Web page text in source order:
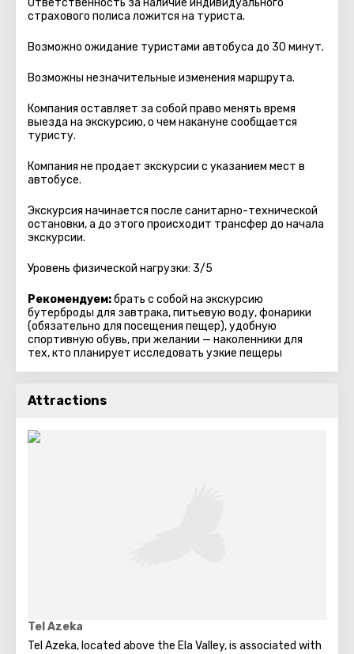
Ответственность за наличие индивидуального
страхового полиса ложится на туриста.
Возможно ожидание туристами автобуса до 30 минут.
Возможны незначительные изменения маршрута.
Компания оставляет за собой право менять время
выезда на экскурсию, о чем накануне сообщается
туристу.
Компания не продает экскурсии с указанием мест в
автобуcе.
Экскурсия начинается после санитарно-технической
остановки, а до этого происходит трансфер до начала
экскурсии.
Уровень физической нагрузки: 3/5
Рекомендуем:брать с собой на экскурсию
бутерброды для завтрака, питьевую воду, фонарики
(обязательно для посещения пещер), удобную
спортивную обувь, при желании — наколенники для
тех, кто планирует исследовать узкие пещеры
Attractions
Tel Azeka
Tel Azeka, located above the Ela Valley, is associated with